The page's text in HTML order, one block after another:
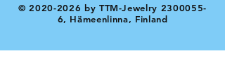
©2020-2026 by TTM-Jewelry 2300055-
6, Hämeenlinna, Finland